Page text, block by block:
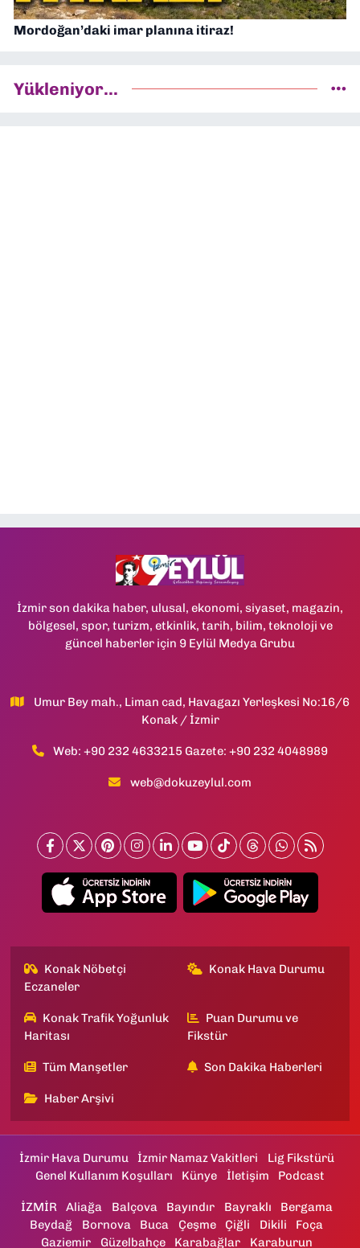
Mordoğan’daki imar planına itiraz!
Yükleniyor...
İzmir son dakika haber, ulusal, ekonomi, siyaset, magazin,
bölgesel, spor, turizm, etkinlik, tarih, bilim, teknoloji ve
güncel haberler için 9 Eylül Medya Grubu
Umur Bey mah., Liman cad, Havagazı Yerleşkesi No:16/6
Konak / İzmir
Web: +90 232 4633215 Gazete: +90 232 4048989
web@dokuzeylul.com
Konak Nöbetçi
Eczaneler
Konak Hava Durumu
Konak Trafik Yoğunluk
Haritası
Puan Durumu ve
Fikstür
Tüm Manşetler Son Dakika Haberleri
Haber Arşivi
İzmir Hava Durumu İzmir Namaz Vakitleri
Lig Fikstürü
Genel Kullanım Koşulları
Künye İletişim Podcast
İZMİR Aliağa Balçova Bayındır Bayraklı
Bergama
Beydağ
Bornova Buca Çeşme Çiğli Dikili
Foça
Gaziemir
Güzelbahçe Karabağlar Karaburun